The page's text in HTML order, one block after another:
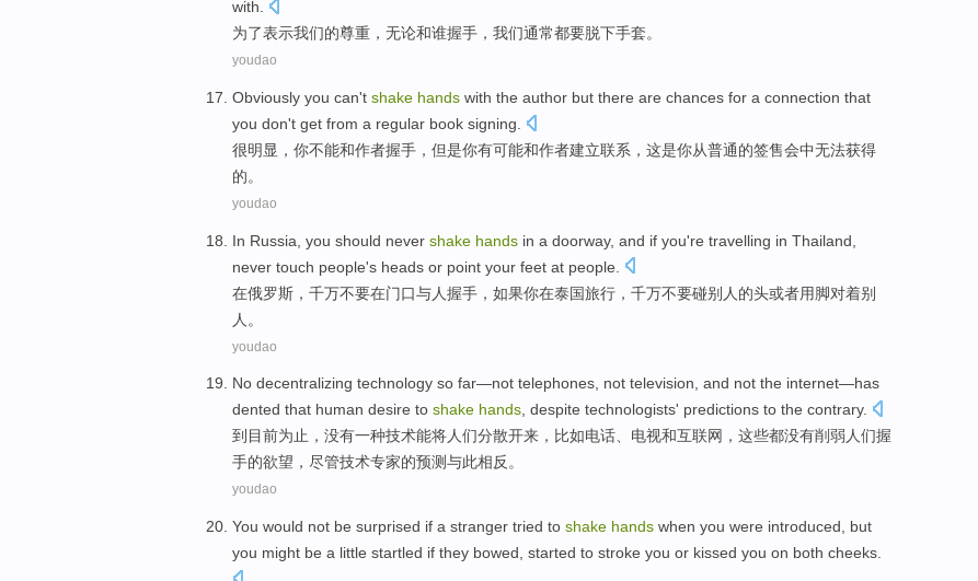
with
为了表示我们的尊重 ， 无论和谁握手 ， 我们通常都要脱下手套。
youdao
Obviously you can't shake hands with the author but there are chances for a connection that
you don't get from a regular book signing
很明显 ， 你不能和作者握手 ， 但是你有可能和作者建立联系， 这是你从普通的签售会中无法获得
的。
youdao
In Russia , you should never shake hands in a doorway, and if you're travelling in Thailand,
never touch people's heads or point your feet at people
在俄罗斯 ， 千万不要在门口与人握手， 如果你在泰国旅行 ，千万不要碰别人 的头或者用脚对着别
人。
youdao
No decentralizing technology so far—not telephones, not television, and not the internet—has
dented that human desire to shake hands, despite technologists' predictions to the contrary.
到目前为止 ， 没有一种技术能将人们分散开来， 比如电话、 电视和互联网 ，这些都没有削弱人们握
手的欲望 ， 尽管技术专家的预测与此相反。
youdao
You would not be surprised if a stranger tried to shake hands when you were introduced
but
you might be a little startled if they bowed , started to stroke you or kissed you on both cheeks